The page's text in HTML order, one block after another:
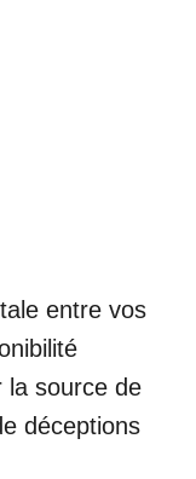
entre vos
la source de
déceptions